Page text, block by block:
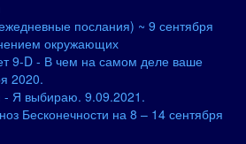
послания) ~ 9 сентября
окружающих
9-D - В чем на самом деле ваше
2020.
- Я выбираю. 9.09.2021.
Бесконечности на 8 – 14 сентября